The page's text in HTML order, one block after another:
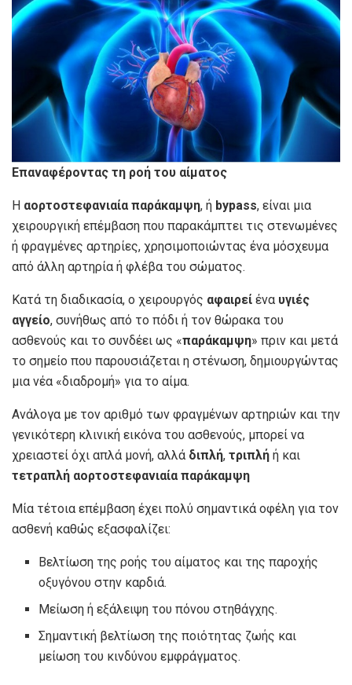
Επαναφέροντας τη ροή του αίματος
Η αορτοστεφανιαία παράκαμψη, ή bypass, είναι μια
χειρουργική επέμβαση που παρακάμπτει τις στενωμένες
ή φραγμένες αρτηρίες, χρησιμοποιώντας ένα μόσχευμα
από άλλη αρτηρία ή φλέβα του σώματος.
Κατά τη διαδικασία, ο χειρουργός αφαιρεί ένα υγιές
αγγείο, συνήθως από το πόδι ή τον θώρακα του
ασθενούς και το συνδέει ως «παράκαμψη» πριν και μετά
το σημείο που παρουσιάζεται η στένωση, δημιουργώντας
μια νέα «διαδρομή» για το αίμα.
Ανάλογα με τον αριθμό των φραγμένων αρτηριών και την
γενικότερη κλινική εικόνα του ασθενούς, μπορεί να
χρειαστεί όχι απλά μονή, αλλά διπλή, τριπλή ή και
τετραπλή αορτοστεφανιαία παράκαμψη
Μία τέτοια επέμβαση έχει πολύ σημαντικά οφέλη για τον
ασθενή καθώς εξασφαλίζει:
Βελτίωση της ροής του αίματος και της παροχής
οξυγόνου στην καρδιά.
Μείωση ή εξάλειψη του πόνου στηθάγχης.
Σημαντική βελτίωση της ποιότητας ζωής και
μείωση του κινδύνου εμφράγματος.